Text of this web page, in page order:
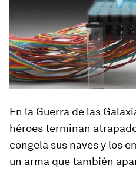
En la Guerra de las
héroes terminan
congela sus naves y los
un arma que también